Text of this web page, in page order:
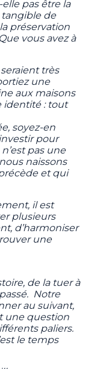
pas être la
tangible de
préservation
vous avez à
très
une
aux maisons
identité : tout
soyez-en
pour
pas une
naissons
et qui
il est
plusieurs
d’harmoniser
une
de la tuer à
Notre
au suivant,
une question
paliers.
le temps